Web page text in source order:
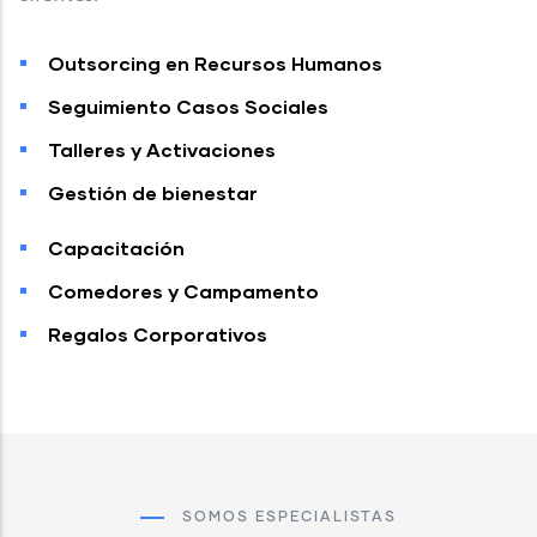
Outsorcing en Recursos Humanos
Seguimiento Casos Sociales
Talleres y Activaciones
Gestión de bienestar
Capacitación
Comedores y Campamento
Regalos Corporativos
SOMOS ESPECIALISTAS